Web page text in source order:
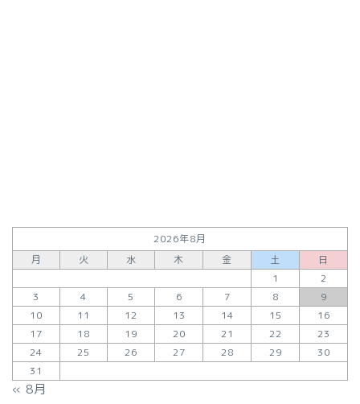
2026年8月
月
火 水 木 金 土
日
1
2
3
4 5 6 7 8
9
10
11 12 13 14 15
16
17
18 19 20 21 22
23
24
25 26 27 28 29
30
31
« 8月